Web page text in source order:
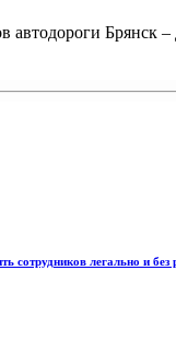
автодороги Брянск
легально и без